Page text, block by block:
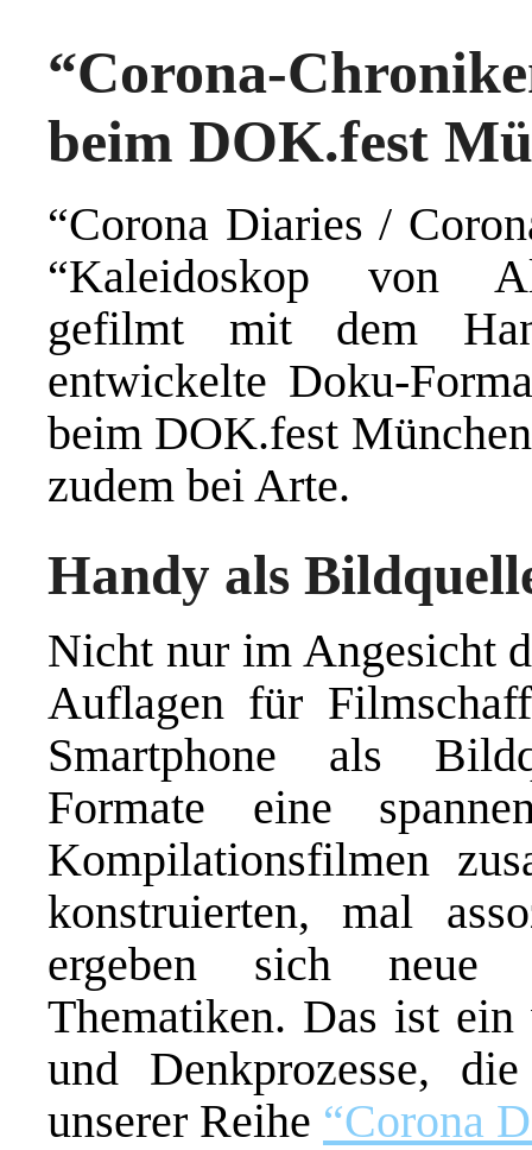
“Corona-
beim DOK.fest
“Corona Diaries /
“Kaleidoskop von
gefilmt mit dem
entwickelte Doku-
beim DOK.fest
zudem bei Arte.
Handy als
Nicht nur im Angesicht
Auflagen für
Smartphone als
Formate eine
Kompilationsfilmen
konstruierten, mal
ergeben sich neue
Thematiken. Das ist
und Denkprozesse,
unserer Reihe “Corona